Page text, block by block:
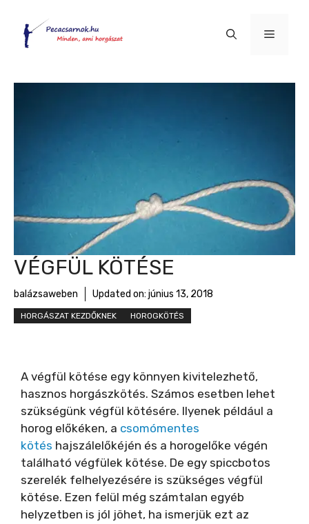
tartalomba
Menü
VÉGFÜL KÖTÉSE
balázsaweben Updated on: június 13, 2018
HORGÁSZAT KEZDŐKNEK HOROGKÖTÉS
A végfül kötése egy könnyen kivitelezhető,
hasznos horgászkötés. Számos esetben lehet
szükségünk végfül kötésére. Ilyenek például a
horog előkéken, a csomómentes
kötés hajszálelőkéjén és a horogelőke végén
található végfülek kötése. De egy spiccbotos
szerelék felhelyezésére is szükséges végfül
kötése. Ezen felül még számtalan egyéb
helyzetben is jól jöhet, ha ismerjük ezt az